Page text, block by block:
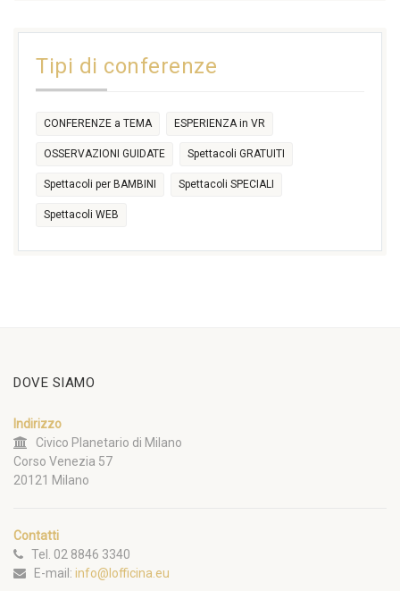
17:30
Tipi di conferenze
CONFERENZE a TEMA ESPERIENZA in VR
OSSERVAZIONI GUIDATE Spettacoli GRATUITI
Spettacoli per BAMBINI Spettacoli SPECIALI
Spettacoli WEB
DOVE SIAMO
Indirizzo
Civico Planetario di Milano
Corso Venezia 57
20121 Milano
Contatti
Tel. 02 8846 3340
E-mail: info@lofficina.eu